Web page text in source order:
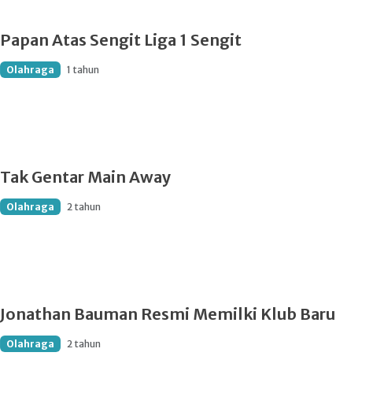
Papan Atas Sengit Liga 1 Sengit
Olahraga 1 tahun
Tak Gentar Main Away
Olahraga 2 tahun
Jonathan Bauman Resmi Memilki Klub Baru
Olahraga 2 tahun